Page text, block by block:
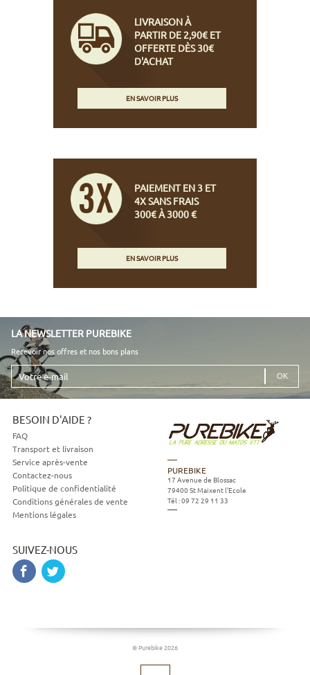
LIVRAISON À
PARTIR DE 2,90€ ET
OFFERTE DÈS 30€
D'ACHAT
EN SAVOIR PLUS
PAIEMENT EN 3 ET
4X SANS FRAIS
300€ À 3000 €
EN SAVOIR PLUS
LA NEWSLETTER PUREBIKE
Recevoir nos offres et nos bons plans
Votre
e-
mail
BESOIN D'AIDE ?
FAQ
Transport et livraison
Service après-vente
Contactez-nous
Politique de confidentialité
Conditions générales de vente
Mentions légales
SUIVEZ-NOUS
PUREBIKE
17 Avenue de Blossac
79400 St Maixent l'Ecole
Tél :09 72 29 11 33
© Purebike 2026